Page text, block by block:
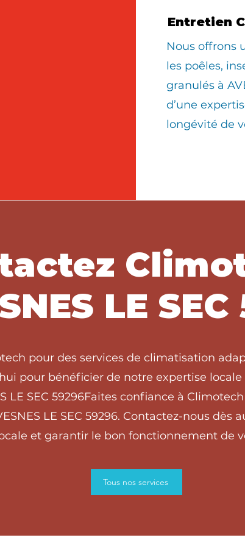
Entretien
Nous offrons
les poêles,
granulés à
d’une
longévité de
LE
pour des services de climatisation
pour bénéficier de notre expertise
LE SEC 59296Faites confiance à
LE SEC 59296. Contactez-nous dès
et garantir le bon fonctionnement de
Tous nos services